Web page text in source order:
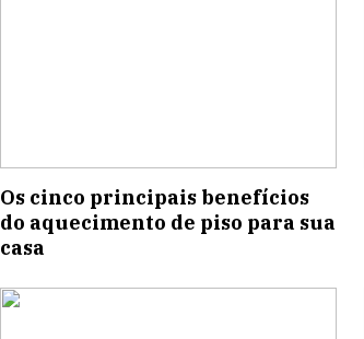
Os cinco principais benefícios
do aquecimento de piso para sua
casa